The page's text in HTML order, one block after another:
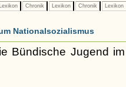
Lexikon Chronik Lexikon Chronik Lexikon
Nationalsozialismus
Bündische Jugend